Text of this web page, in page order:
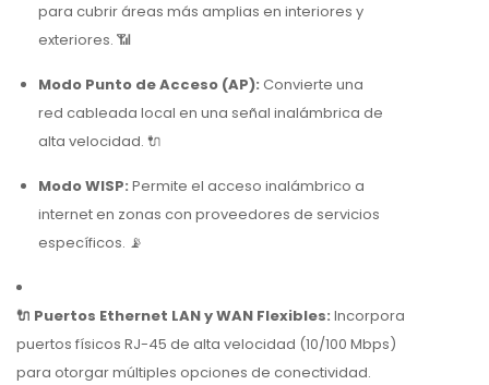
para cubrir áreas más amplias en interiores y
exteriores. 📶
Modo Punto de Acceso (AP): Convierte una
red cableada local en una señal inalámbrica de
alta velocidad. 🔌
Modo WISP: Permite el acceso inalámbrico a
internet en zonas con proveedores de servicios
específicos. 📡
🔌 Puertos Ethernet LAN y WAN Flexibles: Incorpora
puertos físicos RJ-45 de alta velocidad (10/100 Mbps)
para otorgar múltiples opciones de conectividad.